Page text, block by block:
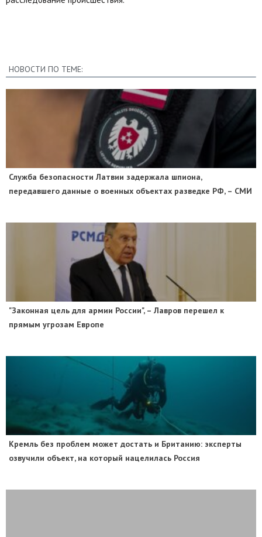
НОВОСТИ ПО ТЕМЕ:
Служба безопасности Латвии задержала шпиона,
передавшего данные о военных объектах разведке РФ, – СМИ
"Законная цель для армии России", – Лавров перешел к
прямым угрозам Европе
​Кремль без проблем может достать и Британию: эксперты
озвучили объект, на который нацелилась Россия